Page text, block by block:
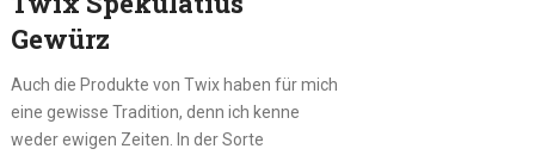
Gewürz
Auch die Produkte von Twix haben für mich
eine gewisse Tradition, denn ich kenne
weder ewigen Zeiten. In der Sorte